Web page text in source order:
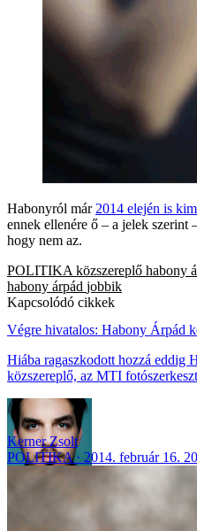
Habonyról már 2014 elején is
ennek ellenére ő – a jelek szerint
hogy nem az.
POLITIKA közszereplő habony
habony árpád jobbik
Kapcsolódó cikkek
Végre hivatalos: Habony Árpád
Hiába ragaszkodott hozzá eddig
közszereplő, az MTI
Kerner Zsolt
POLITIKA
2014. február 16.